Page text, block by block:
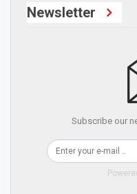
Newsletter
Subscribe our